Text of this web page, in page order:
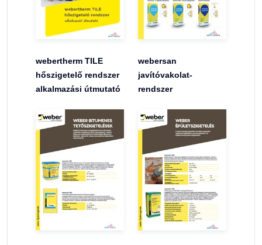
webertherm TILE
hőszigetelő rendszer
alkalmazási útmutató
webersan
javítóvakolat-
rendszer